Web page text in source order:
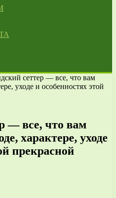
сеттер — все, что вам
уходе и особенностях этой
— все, что вам
характере, уходе
прекрасной